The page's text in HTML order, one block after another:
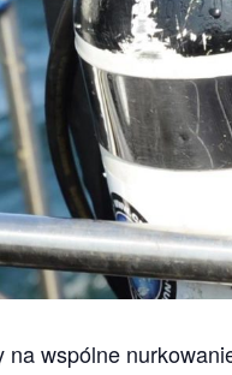
na wspólne